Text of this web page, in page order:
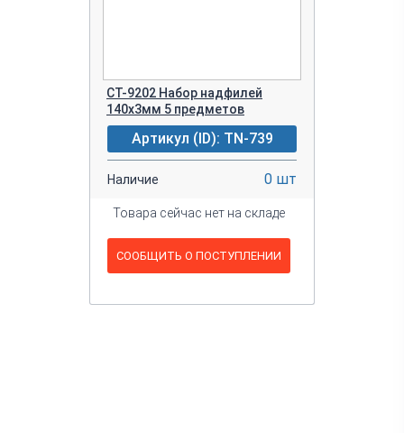
CT-9202 Набор надфилей
140х3мм 5 предметов
Артикул (ID): TN-739
Наличие 0 шт
Товара сейчас нет на складе
СООБЩИТЬ О ПОСТУПЛЕНИИ